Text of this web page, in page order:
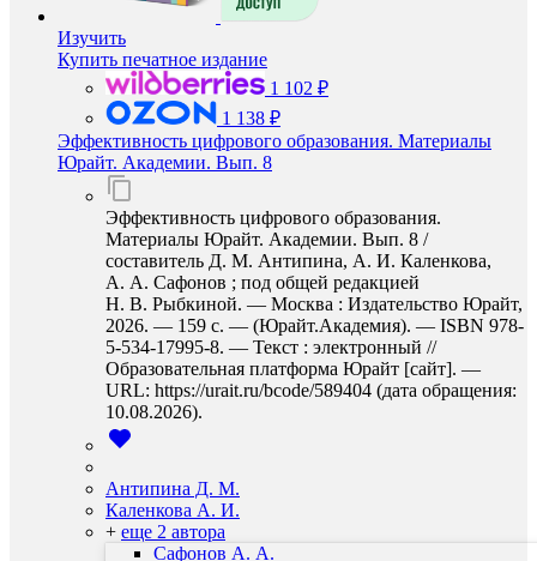
Изучить
Купить печатное издание
1 102 ₽
1 138 ₽
Эффективность цифрового образования. Материалы
Юрайт. Академии. Вып. 8
Эффективность цифрового образования.
Материалы Юрайт. Академии. Вып. 8 /
составитель Д. М. Антипина, А. И. Каленкова,
А. А. Сафонов ; под общей редакцией
Н. В. Рыбкиной. — Москва : Издательство Юрайт,
2026. — 159 с. — (Юрайт.Академия). — ISBN 978-
5-534-17995-8. — Текст : электронный //
Образовательная платформа Юрайт [сайт]. —
URL: https://urait.ru/bcode/589404 (дата обращения:
10.08.2026).
Антипина Д. М.
Каленкова А. И.
+ еще 2 автора
Сафонов А. А.